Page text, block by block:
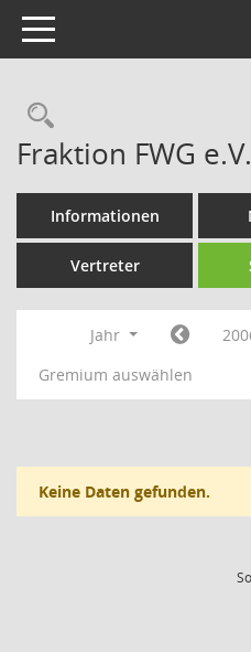
Toggle navigation
Fraktion FWG
Informationen
Vertreter
Jahr
Gremium auswählen
Keine Daten gefunden.